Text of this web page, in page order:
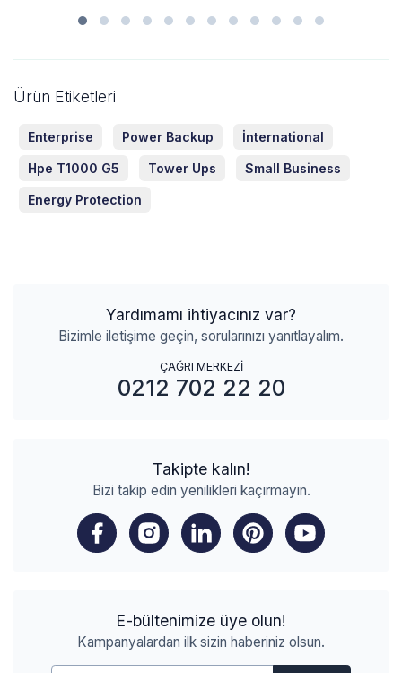
Ürün Etiketleri
Enterprise Power Backup İnternational
Hpe T1000 G5 Tower Ups Small Business
Energy Protection
Yardımamı ihtiyacınız var?
Bizimle iletişime geçin, sorularınızı yanıtlayalım.
ÇAĞRI MERKEZİ
0212 702 22 20
Takipte kalın!
Bizi takip edin yenilikleri kaçırmayın.
E-bültenimize üye olun!
Kampanyalardan ilk sizin haberiniz olsun.